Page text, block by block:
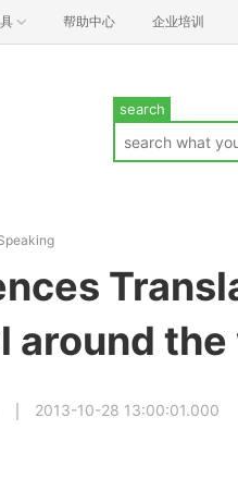
帮助中心 企业培训
search
around
2013-10-28 13:00:01.000